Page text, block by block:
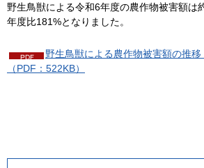
野生鳥獣による令和6年度の農作物被害額は
年度比181%となりました。
野生鳥獣による農作物被害額の推移
（PDF：522KB）